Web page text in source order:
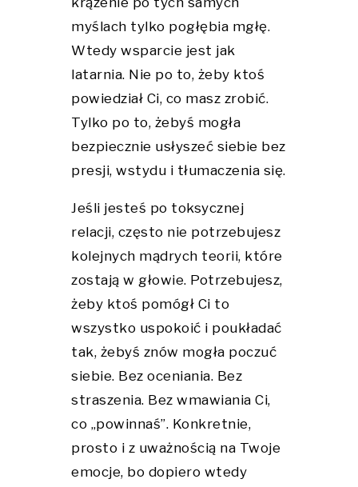
myślach tylko pogłębia mgłę.
Wtedy wsparcie jest jak
latarnia. Nie po to, żeby ktoś
powiedział Ci, co masz zrobić.
Tylko po to, żebyś mogła
bezpiecznie usłyszeć siebie bez
presji, wstydu i tłumaczenia się.
Jeśli jesteś po toksycznej
relacji, często nie potrzebujesz
kolejnych mądrych teorii, które
zostają w głowie. Potrzebujesz,
żeby ktoś pomógł Ci to
wszystko uspokoić i poukładać
tak, żebyś znów mogła poczuć
siebie. Bez oceniania. Bez
straszenia. Bez wmawiania Ci,
co „powinnaś”. Konkretnie,
prosto i z uważnością na Twoje
emocje, bo dopiero wtedy